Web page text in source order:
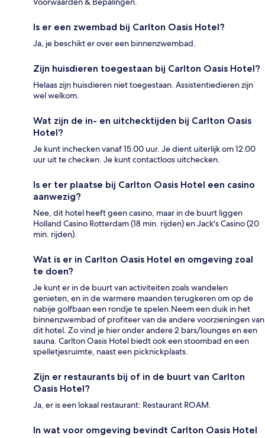
Is er een zwembad bij Carlton Oasis Hotel?
Ja, je beschikt er over een binnenzwembad.
Zijn huisdieren toegestaan bij Carlton Oasis Hotel?
Helaas zijn huisdieren niet toegestaan. Assistentiedieren zijn
wel welkom.
Wat zijn de in- en uitchecktijden bij Carlton Oasis
Hotel?
Je kunt inchecken vanaf 15.00 uur. Je dient uiterlijk om 12.00
uur uit te checken. Je kunt contactloos uitchecken.
Is er ter plaatse bij Carlton Oasis Hotel een casino
aanwezig?
Nee, dit hotel heeft geen casino, maar in de buurt liggen
Holland Casino Rotterdam (18 min. rijden) en Jack's Casino (20
min. rijden).
Wat is er in Carlton Oasis Hotel en omgeving zoal
te doen?
Je kunt er in de buurt van activiteiten zoals wandelen
genieten, en in de warmere maanden terugkeren om op de
nabije golfbaan een rondje te spelen.Neem een duik in het
binnenzwembad of profiteer van de andere voorzieningen van
dit hotel. Zo vind je hier onder andere 2 bars/lounges en een
sauna. Carlton Oasis Hotel biedt ook een stoombad en een
spelletjesruimte, naast een picknickplaats.
Zijn er restaurants bij of in de buurt van Carlton
Oasis Hotel?
Ja, er is een lokaal restaurant: Restaurant ROAM.
In wat voor omgeving bevindt Carlton Oasis Hotel